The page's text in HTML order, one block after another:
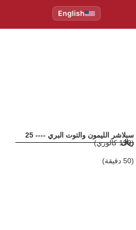
English
سبلاشر الليمون والتوت البري ---- 25
ريال
(190 كالوري)
(50 دقيقة)